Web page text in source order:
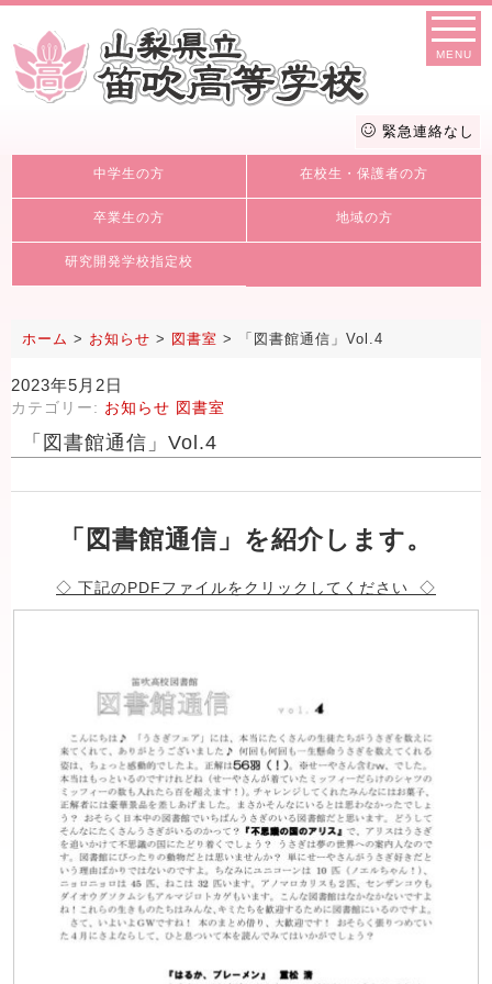
MENU
緊急連絡なし
中学生の方 在校生・保護者の方
卒業生の方 地域の方
研究開発学校指定校
ホーム > お知らせ > 図書室 > 「図書館通信」Vol.4
2023年5月2日
カテゴリー: お知らせ 図書室
「図書館通信」Vol.4
「図書館通信」を紹介します。
◇ 下記のPDFファイルをクリックしてください ◇